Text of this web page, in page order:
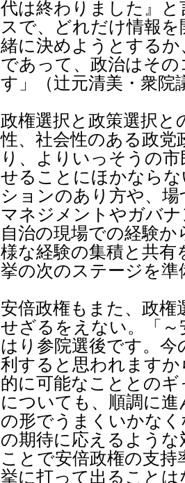
代は終わりました』
スで、どれだけ情報
緒に決めようとする
であって、政治はそ
す」（辻元清美・衆院
政権選択と政策選択と
性、社会性のある政
り、よりいっそうの
せることにほかなら
ションのあり方や、
マネジメントやガバ
自治の現場での経験
様な経験の集積と共有
挙の次のステージを準
安倍政権もまた、政権
せざるをえない。「
はり参院選後です。
利すると思われます
的に可能なこととの
についても、順調に
の形でうまくいかな
の期待に応えるよう
ことで安倍政権の支
挙に打って出ること